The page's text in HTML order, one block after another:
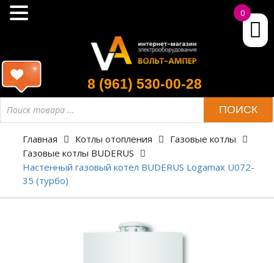
8 (961) 530-00-28
ПОИСК
Главная Котлы отопления
Газовые котлы
Газовые котлы BUDERUS
Настенный газовый котёл BUDERUS Logamax U072-
35 (турбо)
0